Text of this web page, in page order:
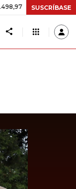
+$ 8.753,81 +2,19%
SUSCRÍBASE